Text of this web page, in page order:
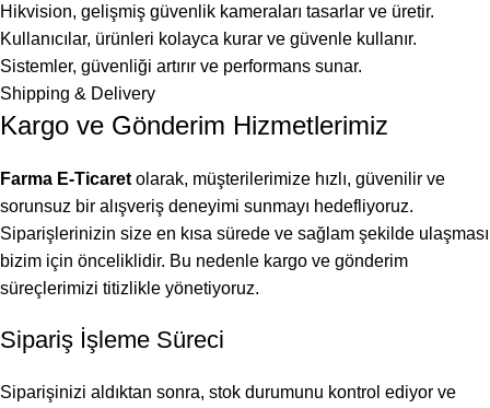
Hikvision, gelişmiş güvenlik kameraları tasarlar ve üretir.
Kullanıcılar, ürünleri kolayca kurar ve güvenle kullanır.
Sistemler, güvenliği artırır ve performans sunar.
Shipping & Delivery
Kargo ve Gönderim Hizmetlerimiz
Farma E-Ticaret olarak, müşterilerimize hızlı, güvenilir ve
sorunsuz bir alışveriş deneyimi sunmayı hedefliyoruz.
Siparişlerinizin size en kısa sürede ve sağlam şekilde ulaşması
bizim için önceliklidir. Bu nedenle kargo ve gönderim
süreçlerimizi titizlikle yönetiyoruz.
Sipariş İşleme Süreci
Siparişinizi aldıktan sonra, stok durumunu kontrol ediyor ve